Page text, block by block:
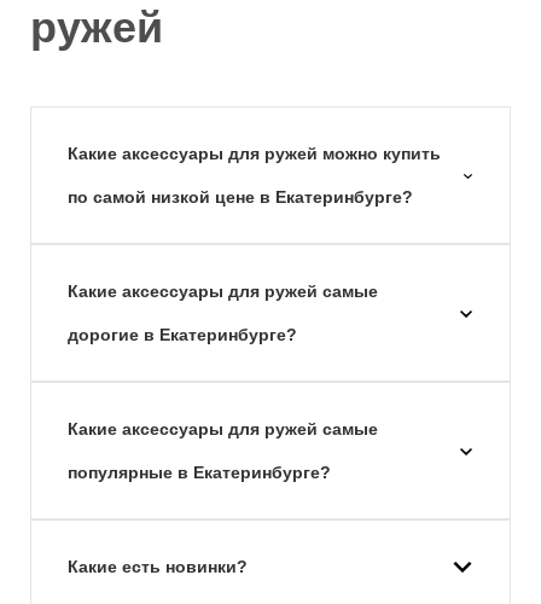
ружей
Какие аксессуары для ружей можно купить
по самой низкой цене в Екатеринбурге?
Какие аксессуары для ружей самые
дорогие в Екатеринбурге?
Какие аксессуары для ружей самые
популярные в Екатеринбурге?
Какие есть новинки?